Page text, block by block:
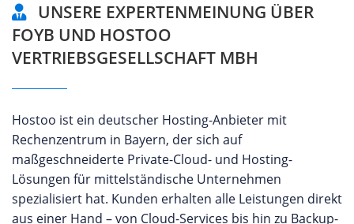
UNSERE EXPERTENMEINUNG ÜBER
FOYB UND HOSTOO
VERTRIEBSGESELLSCHAFT MBH
Hostoo ist ein deutscher Hosting-Anbieter mit
Rechenzentrum in Bayern, der sich auf
maßgeschneiderte Private-Cloud- und Hosting-
Lösungen für mittelständische Unternehmen
spezialisiert hat. Kunden erhalten alle Leistungen direkt
aus einer Hand – von Cloud-Services bis hin zu Backup-